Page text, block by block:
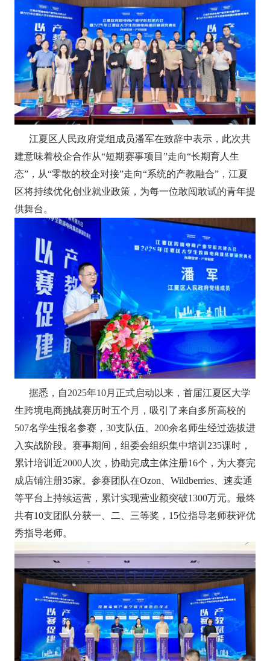
江夏区人民政府党组成员潘军在致辞中表示，此次共
建意味着校企合作从“短期赛事项目”走向“长期育人生
态”，从“零散的校企对接”走向“系统的产教融合”，江夏
区将持续优化创业就业政策，为每一位敢闯敢试的青年提
供舞台。
据悉，自2025年10月正式启动以来，首届江夏区大学
生跨境电商挑战赛历时五个月，吸引了来自多所高校的
507名学生报名参赛，30支队伍、200余名师生经过选拔进
入实战阶段。赛事期间，组委会组织集中培训235课时，
累计培训近2000人次，协助完成主体注册16个，为大赛完
成店铺注册35家。参赛团队在Ozon、Wildberries、速卖通
等平台上持续运营，累计实现营业额突破1300万元。最终
共有10支团队分获一、二、三等奖，15位指导老师获评优
秀指导老师。